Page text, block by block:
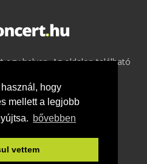
hogy
mellett a legjobb
bővebben
vettem
egy helyen. Az oldalon található
-ÁSZF-Felhasználási
- Kapcsolat és üzenet küldés